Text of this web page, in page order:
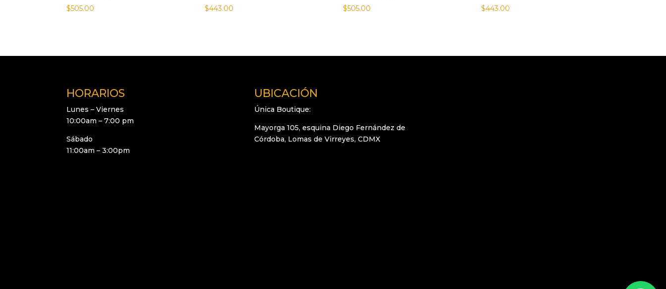
$505.00 $443.00 $505.00 $443.00
HORARIOS
Lunes – Viernes
10:00am – 7:00 pm
Sábado
11:00am – 3:00pm
UBICACIÓN
Única Boutique:
Mayorga 105, esquina Diego Fernández de
Córdoba, Lomas de Virreyes, CDMX